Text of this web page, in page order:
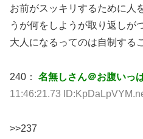
お前がスッキリするために人
うが何をしようが取り返しが
大人になるってのは自制する
240： 名無しさん＠お腹いっ
11:46:21.73
>>237